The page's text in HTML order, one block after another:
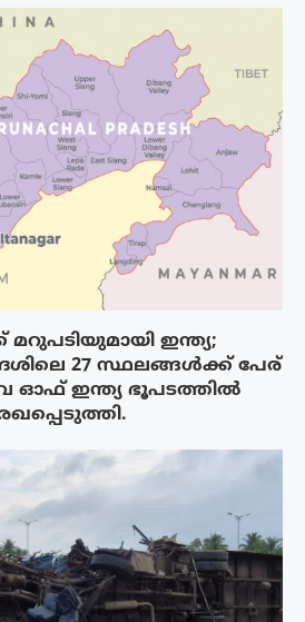
ഇന്ത്യ;
27 സ്ഥലങ്ങൾക്ക് പേര്
ഓഫ് ഇന്ത്യ ഭൂപടത്തിൽ